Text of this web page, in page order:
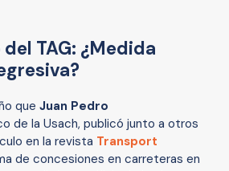
TAG: ¿Medida
que Juan Pedro
de la Usach, publicó junto a otros
en la revista Transport
de concesiones en carreteras en